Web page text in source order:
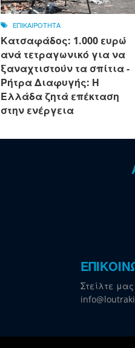
ΕΠΙΚΑΙΡΟΤΗΤΑ
Κατσαφάδος: 1.000 ευρώ
ανά τετραγωνικό για να
ξαναχτιστούν τα σπίτια -
Ρήτρα Διαφυγής: Η
Ελλάδα ζητά επέκταση
στην ενέργεια
Στείλτε